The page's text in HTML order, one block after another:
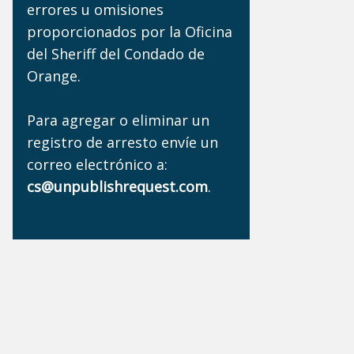
errores u omisiones
proporcionados por la Oficina
del Sheriff del Condado de
Orange.
Para agregar o eliminar un
registro de arresto envíe un
correo electrónico a:
cs@unpublishrequest.com.